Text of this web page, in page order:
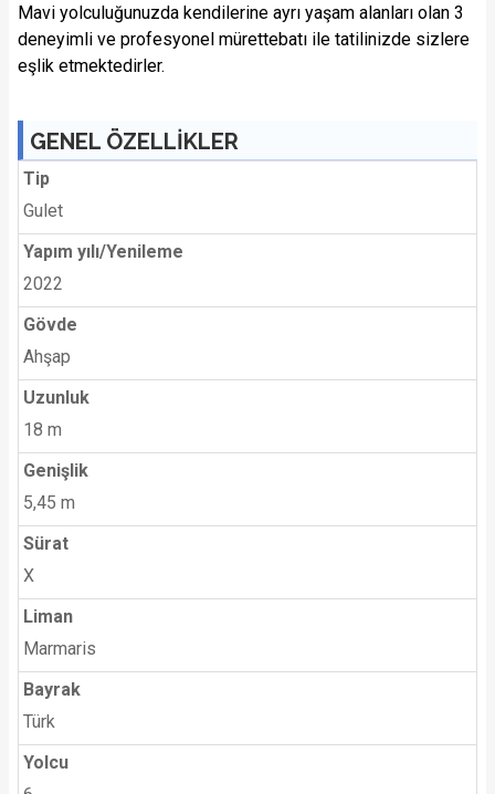
Mavi yolculuğunuzda kendilerine ayrı yaşam alanları olan 3
deneyimli ve profesyonel mürettebatı ile tatilinizde sizlere
eşlik etmektedirler.
GENEL ÖZELLİKLER
Tip
Gulet
Yapım yılı/Yenileme
2022
Gövde
Ahşap
Uzunluk
18 m
Genişlik
5,45 m
Sürat
X
Liman
Marmaris
Bayrak
Türk
Yolcu